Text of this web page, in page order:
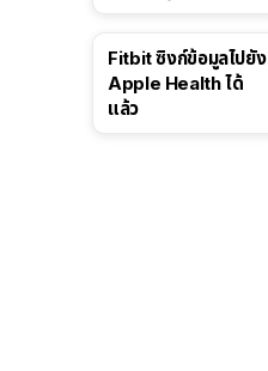
Fitbit ซิงก์ข้อมูลไปยัง
Apple Health ได้
แล้ว